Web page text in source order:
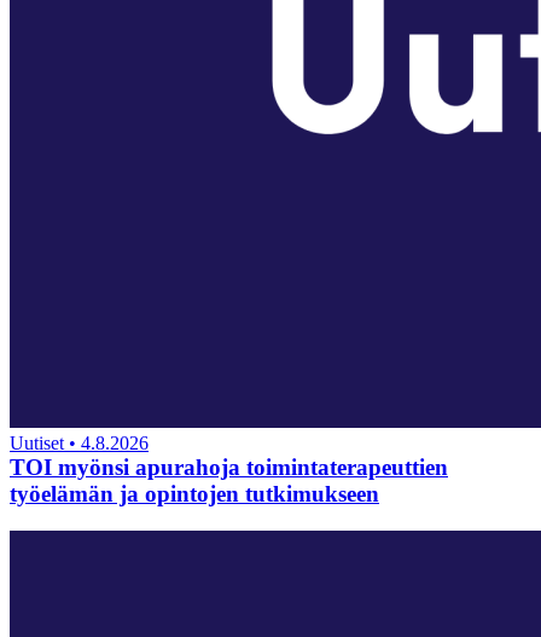
Uutiset • 4.8.2026
TOI myönsi apurahoja toimintaterapeuttien
työelämän ja opintojen tutkimukseen